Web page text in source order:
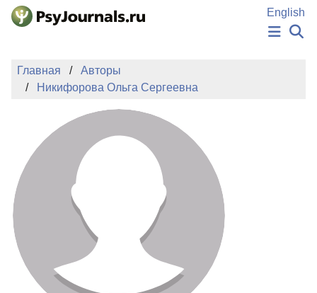
Перейти к основному содержанию
English
ИЗДАНИЯ
АВТОРЫ
ПОДАТЬ РУКОПИСЬ
БАЗА ЗНАНИЙ
КЛЮЧЕВЫЕ СЛОВА
Регистрация
Главная
Авторы
Никифорова Ольга Сергеевна